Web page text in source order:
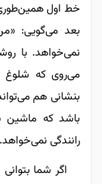
خط اول
بعد می‌گویی:
نمی‌خواهد.‌ با
می‌روی که شلوغ
بنشانی هم
باشد که ماشین
رانندگی نمی‌خواهد.
اگر شما